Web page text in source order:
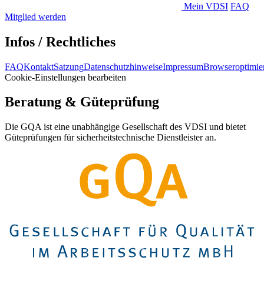
Mein VDSI FAQ
Mitglied werden
Infos / Rechtliches
FAQKontaktSatzungDatenschutzhinweiseImpressum
Cookie-Einstellungen bearbeiten
Beratung & Güteprüfung
Die GQA ist eine unabhängige Gesellschaft des VDSI und bietet
Güteprüfungen für sicherheitstechnische Dienstleister an.